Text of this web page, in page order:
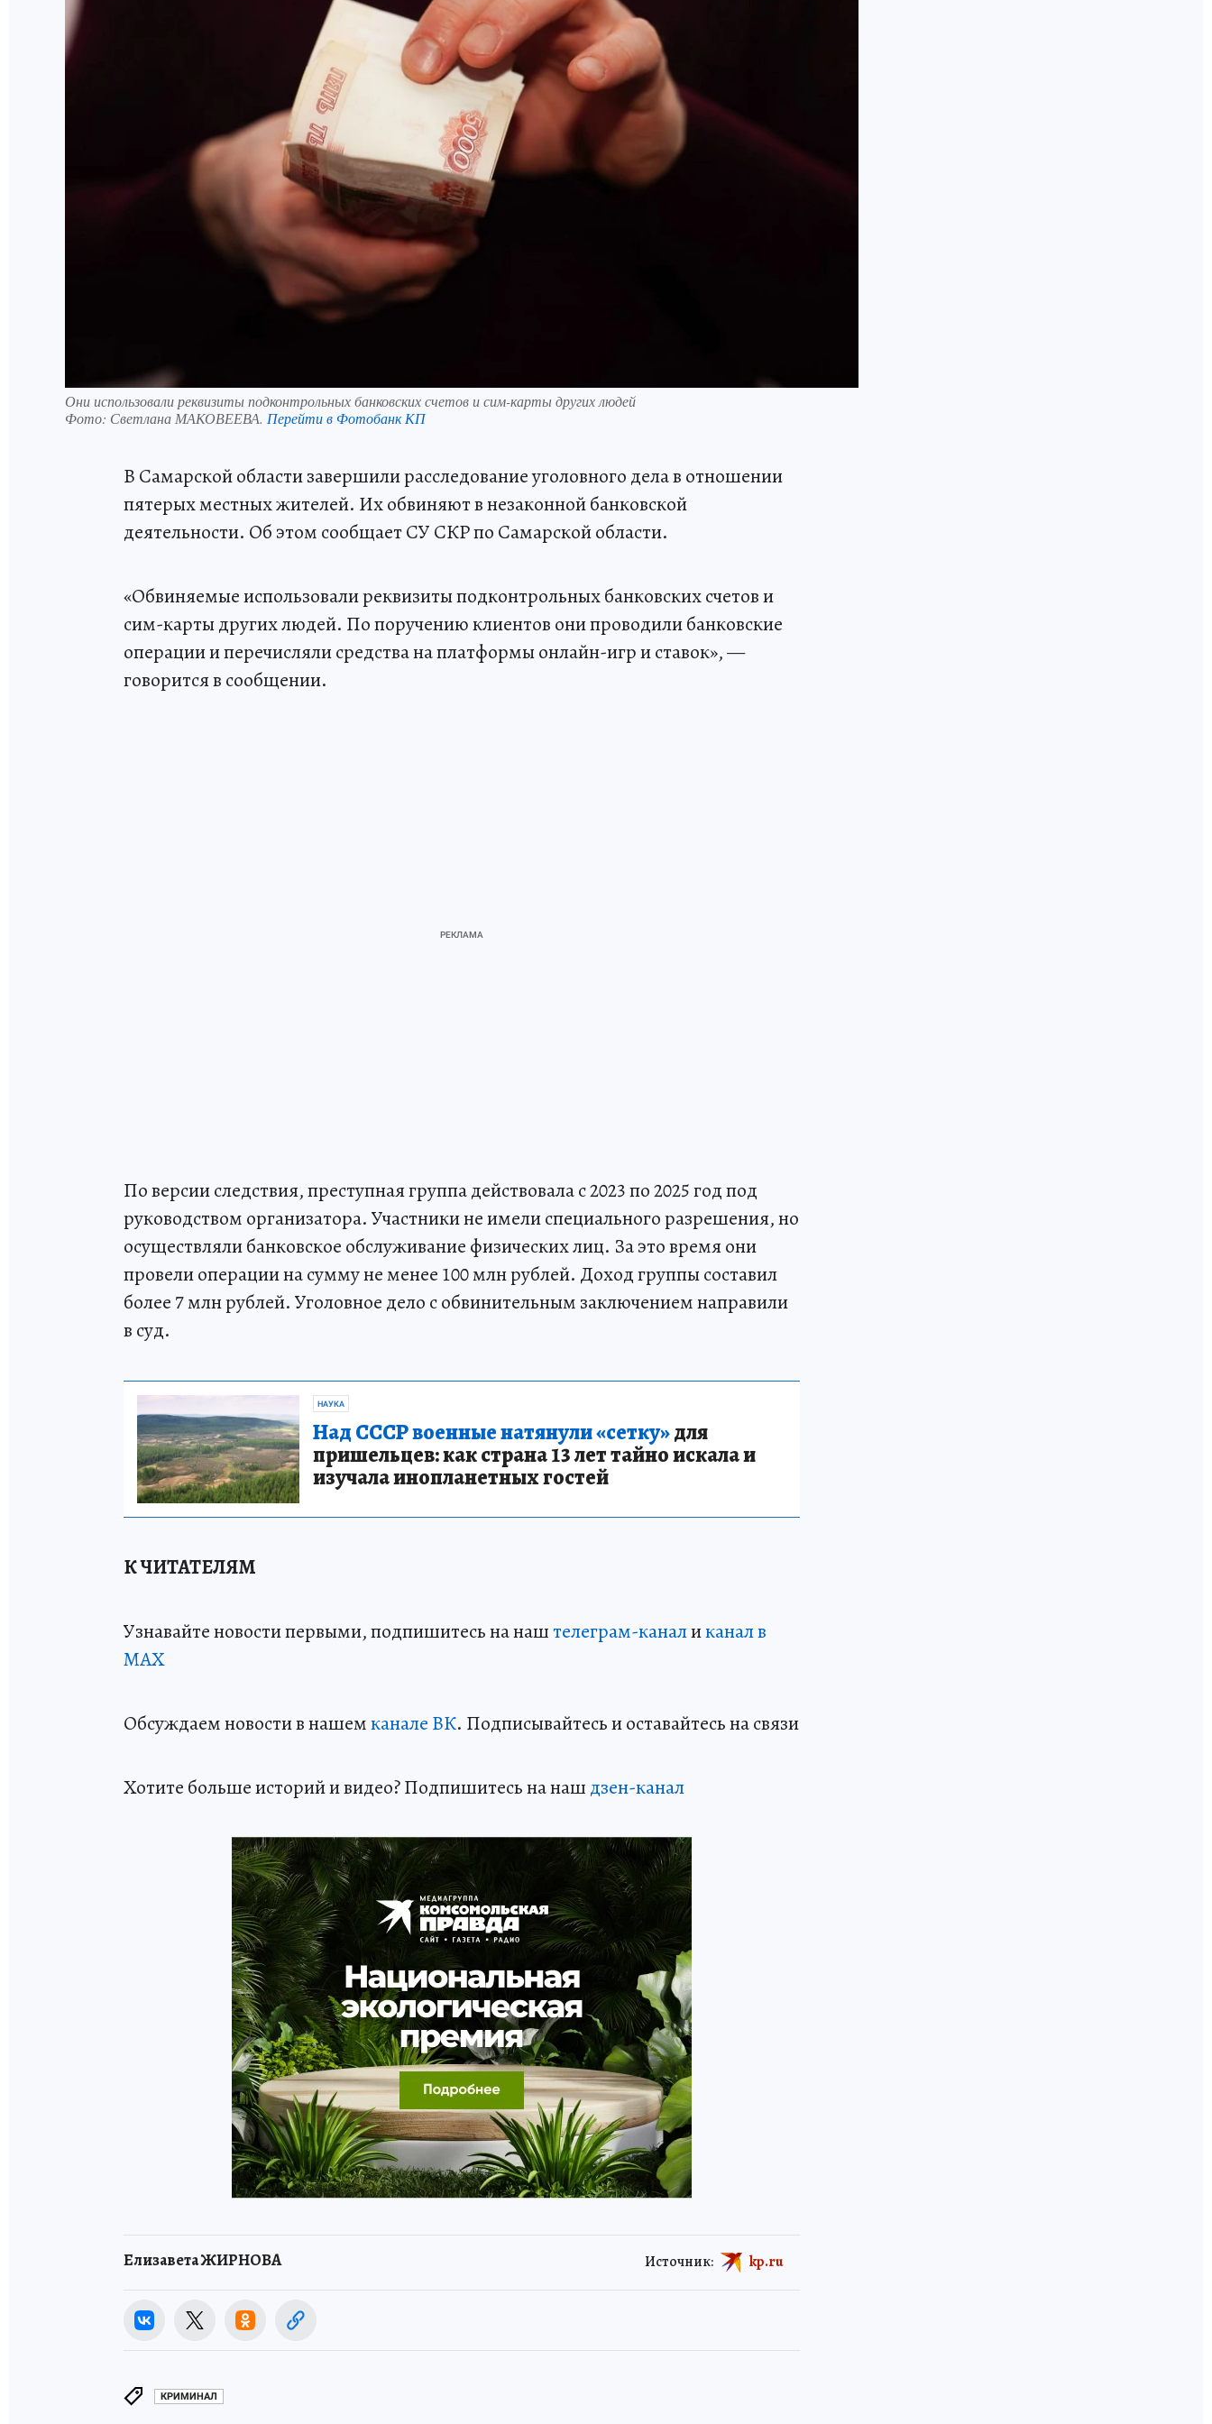
Они использовали реквизиты подконтрольных банковских счетов и сим-карты других людей
Фото: Светлана МАКОВЕЕВА. Перейти в Фотобанк КП
В Самарской области завершили расследование уголовного дела в отношении
пятерых местных жителей. Их обвиняют в незаконной банковской
деятельности. Об этом сообщает СУ СКР по Самарской области.
«Обвиняемые использовали реквизиты подконтрольных банковских счетов и
сим-карты других людей. По поручению клиентов они проводили банковские
операции и перечисляли средства на платформы онлайн-игр и ставок», —
говорится в сообщении.
По версии следствия, преступная группа действовала с 2023 по 2025 год под
руководством организатора. Участники не имели специального разрешения, но
осуществляли банковское обслуживание физических лиц. За это время они
провели операции на сумму не менее 100 млн рублей. Доход группы составил
более 7 млн рублей. Уголовное дело с обвинительным заключением направили
в суд.
НАУКА
Над СССР военные натянули «сетку»для
пришельцев: как страна 13 лет тайно искала и
изучала инопланетных гостей
К ЧИТАТЕЛЯМ
Узнавайте новости первыми, подпишитесь на наштелеграм-каналиканал в
МАХ
Обсуждаем новости в нашемканале ВК. Подписывайтесь и оставайтесь на связи
Хотите больше историй и видео? Подпишитесь на наш дзен-канал
Елизавета ЖИРНОВА Источник: kp.ru
КРИМИНАЛ